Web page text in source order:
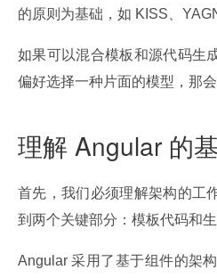
的原则为基础，如 KISS、
如果可以混合模板和源代码生
偏好选择一种片面的模型，那会
理解 Angular 的
首先，我们必须理解架构的工
到两个关键部分：模板代码和生
Angular 采用了基于组件的架